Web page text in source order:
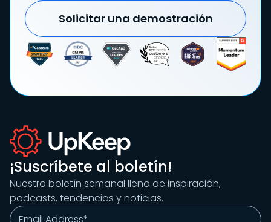
Solicitar una demostración
¡Suscríbete al boletín!
Nuestro boletín semanal lleno de inspiración,
podcasts, tendencias y noticias.